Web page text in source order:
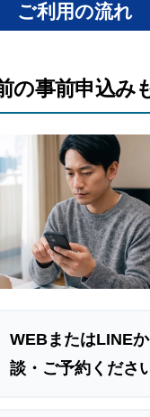
ご利用の流れ
の事前申込み
WEBまたはLINE
談・ご予約くださ